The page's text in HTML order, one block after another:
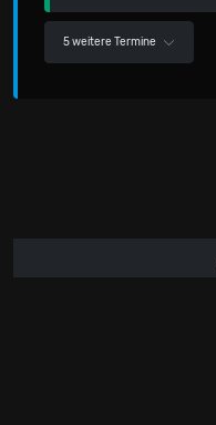
5 weitere Termine